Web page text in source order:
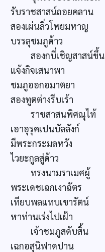
รับราชสาสน์ถอยคลาน
สองเผ่นลิ่วโพยมหาญ
บรรลุชมภูด้าว
สองกบี่เชิญสาสน์ขึ้น
แจ้งกิจเสนาพา
ชมภูออกอมาตยา
สองทูตต่างรีบเร้า
ราชสาสนพิศณุไท้
เอาอุรุคเปนบัลลังก์
มีพระกระมลหวัง
ไวยะกูลสู่ด้าว
ทรงนามราเมศผู้
พระเดชเฉกเงาฉัตร
เทียบพลแทบเขารัตน์
หาท่านเร่งไปเฝ้า
เจ้าชมภูสดับสิ้น
เฉกอสุนิฟาดปาน